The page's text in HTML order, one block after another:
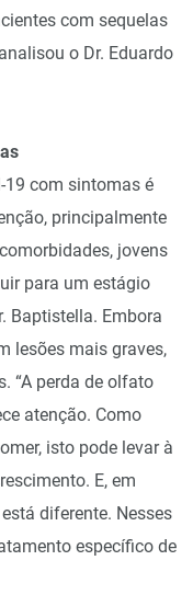
com sequelas
o Dr. Eduardo
19 com sintomas é
principalmente
jovens
para um estágio
Baptistella. Embora
lesões mais graves,
“A perda de olfato
atenção. Como
isto pode levar à
E, em
diferente. Nesses
específico de